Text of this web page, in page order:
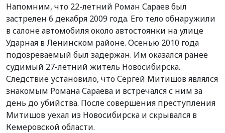
Напомним, что 22-летний Роман Сараев был
застрелен 6 декабря 2009 года. Его тело обнаружили
в салоне автомобиля около автостоянки на улице
Ударная в Ленинском районе. Осенью 2010 года
подозреваемый был задержан. Им оказался ранее
судимый 27-летний житель Новосибирска.
Следствие установило, что Сергей Митишов являлся
знакомым Романа Сараева и встречался с ним за
день до убийства. После совершения преступления
Митишов уехал из Новосибирска и скрывался в
Кемеровской области.